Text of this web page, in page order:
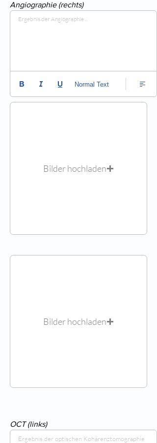
Angiographie (rechts)
Ergebnis der Angiographie ...
Normal Text
Bilder hochladen
Bilder hochladen
OCT (links)
Ergebnis der optischen Kohärenztomographie